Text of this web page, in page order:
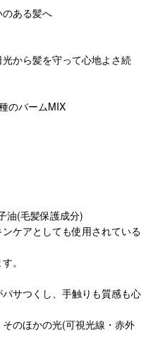
ある髪へ
から髪を守って心地よさ続
のバームMIX
油(毛髪保護成分)
ケアとしても使用されている
。
サつくし、手触りも質感も心
のほかの光(可視光線・赤外